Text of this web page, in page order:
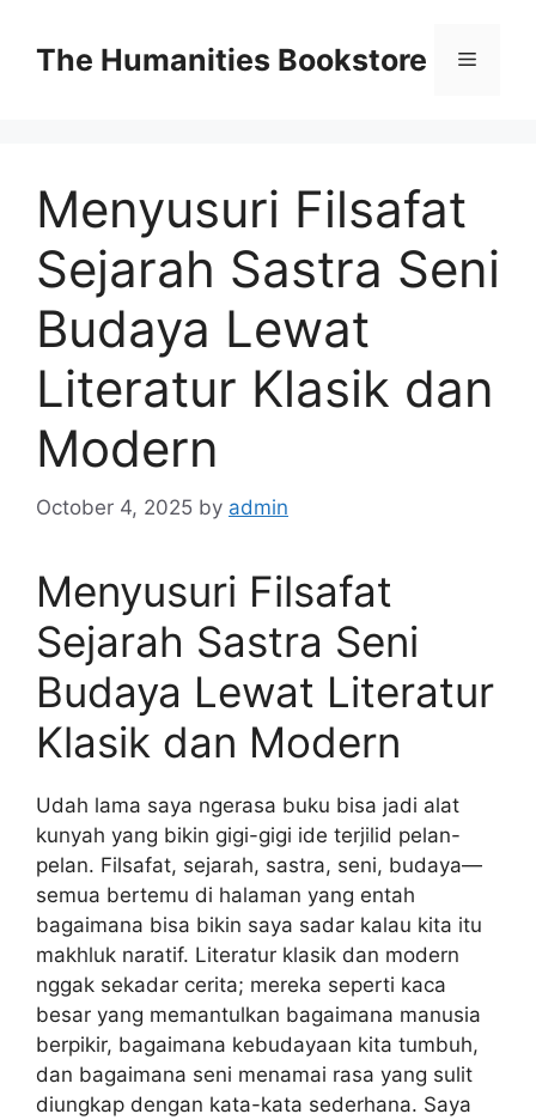
contentThe Humanities Bookstore Menu
Menyusuri Filsafat
Sejarah Sastra Seni
Budaya Lewat
Literatur Klasik dan
Modern
October 4, 2025 by admin
Menyusuri Filsafat
Sejarah Sastra Seni
Budaya Lewat Literatur
Klasik dan Modern
Udah lama saya ngerasa buku bisa jadi alat
kunyah yang bikin gigi-gigi ide terjilid pelan-
pelan. Filsafat, sejarah, sastra, seni, budaya—
semua bertemu di halaman yang entah
bagaimana bisa bikin saya sadar kalau kita itu
makhluk naratif. Literatur klasik dan modern
nggak sekadar cerita; mereka seperti kaca
besar yang memantulkan bagaimana manusia
berpikir, bagaimana kebudayaan kita tumbuh,
dan bagaimana seni menamai rasa yang sulit
diungkap dengan kata-kata sederhana. Saya